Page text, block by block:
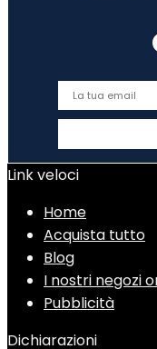
Link veloci
Home
Acquista tutto
Blog
I nostri negozi
Pubblicità
Dichiarazioni